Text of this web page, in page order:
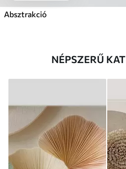
Absztrakció
NÉPSZERŰ